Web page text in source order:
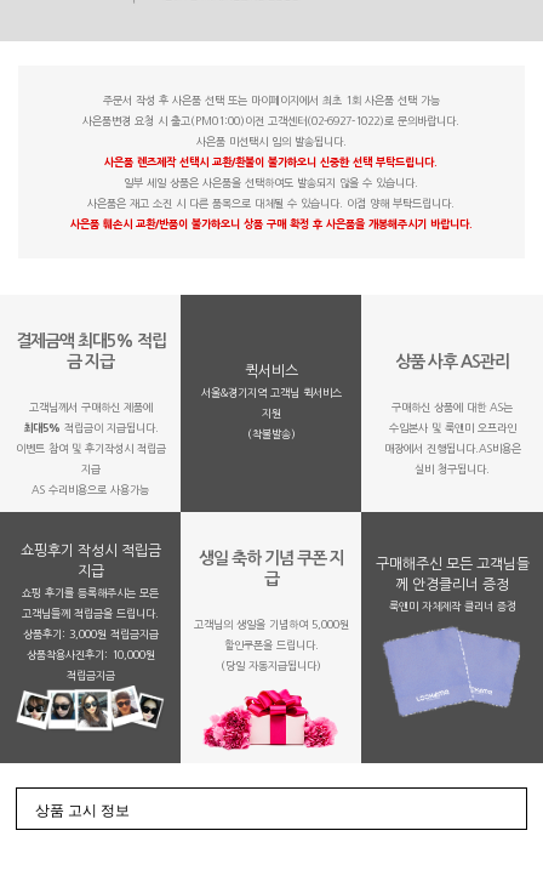
주문서 작성 후 사은품 선택 또는 마이페이지에서 최초 1회 사은품 선택 가능
사은품변경 요청 시 출고(PM01:00)이전 고객센터(02-6927-1022)로 문의바랍니다.
사은품 미선택시 임의 발송됩니다.
사은품 렌즈제작 선택시 교환/환불이 불가하오니 신중한 선택 부탁드립니다.
일부 세일 상품은 사은품을 선택하여도 발송되지 않을 수 있습니다.
사은품은 재고 소진 시 다른 품목으로 대체될 수 있습니다. 이점 양해 부탁드립니다.
사은품 훼손시 교환/반품이 불가하오니 상품 구매 확정 후 사은품을 개봉해주시기 바랍니다.
결제금액 최대5% 적립
금 지급
고객님께서 구매하신 제품에
최대5% 적립금이 지급됩니다.
이벤트 참여 및 후기작성시 적립금
지급
AS 수리비용으로 사용가능
퀵서비스
서울&경기지역 고객님 퀵서비스
지원
(착불발송)
상품 사후 AS관리
구매하신 상품에 대한 AS는
수입본사 및 룩앤미 오프라인
매장에서 진행됩니다.AS비용은
실비 청구됩니다.
쇼핑후기 작성시 적립금
지급
쇼핑 후기를 등록해주시는 모든
고객님들께 적립금을 드립니다.
상품후기: 3,000원 적립금지급
상품착용사진후기: 10,000원
적립금지금
생일 축하 기념 쿠폰 지
급
고객님의 생일을 기념하여 5,000원
할인쿠폰을 드립니다.
(당일 자동지급됩니다)
구매해주신 모든 고객님들
께 안경클리너 증정
룩앤미 자체제작 클리너 증정
상품 고시 정보